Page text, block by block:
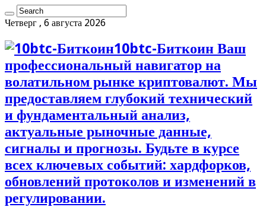
Четверг , 6 августа 2026
10btc-Биткоин Ваш
профессиональный навигатор на
волатильном рынке криптовалют. Мы
предоставляем глубокий технический
и фундаментальный анализ,
актуальные рыночные данные,
сигналы и прогнозы. Будьте в курсе
всех ключевых событий: хардфорков,
обновлений протоколов и изменений в
регулировании.